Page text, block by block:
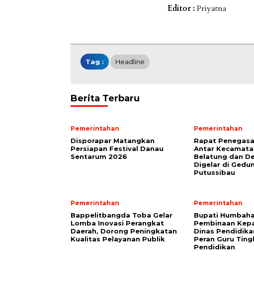
Editor : Priyatna
Tag : Headline
Berita Terbaru
Pemerintahan
Disporapar Matangkan
Persiapan Festival Danau
Sentarum 2026
Pemerintahan
Rapat
Antar
Belatung dan
Digelar di
Putussibau
Pemerintahan
Bappelitbangda Toba Gelar
Lomba Inovasi Perangkat
Daerah, Dorong Peningkatan
Kualitas Pelayanan Publik
Pemerintahan
Bupati
Pembinaan
Dinas
Peran Guru
Pendidikan